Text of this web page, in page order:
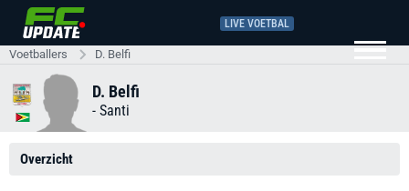
LIVE VOETBAL
Voetballers D. Belfi
D. Belfi
- Santi
Overzicht